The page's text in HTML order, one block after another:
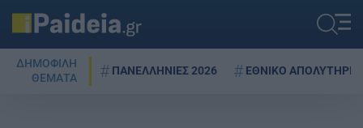
ΔΗΜΟΦΙΛΗ
ΘΕΜΑΤΑ
ΠΑΝΕΛΛΗΝΙΕΣ 2026 ΕΘΝΙΚΟ ΑΠΟΛΥΤΗΡΙΟ